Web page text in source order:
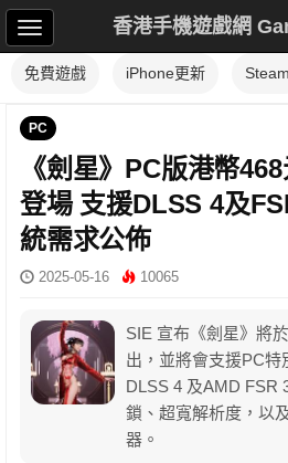
香港手機遊戲網
免費遊戲 iPhone更新 Steam
PC
《劍星》PC版港幣
登場 支援DLSS 4及
統需求公佈
2025-05-16 10065
SIE 宣布《劍星》將
出，並將會支援PC特
DLSS 4 及AMD FSR
鎖、超寬解析度，以
器。